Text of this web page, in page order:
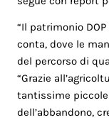
“Il patrimonio
conta, dove le
del percorso di
“Grazie
tantissime
dell’abbandono,